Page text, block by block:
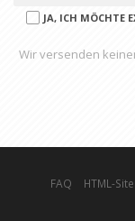
JA, ICH MÖCHTE
Wir versenden
FAQ HTML-